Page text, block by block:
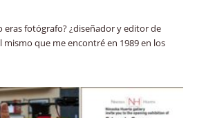
eras fotógrafo? ¿diseñador y editor de
mismo que me encontré en 1989 en los